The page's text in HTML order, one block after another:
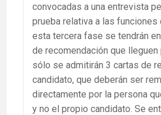
convocadas a una entrevista
prueba relativa a las funciones
esta tercera fase se tendrán
de recomendación que lleguen
sólo se admitirán 3 cartas de
candidato, que deberán ser
directamente por la persona
y no el propio candidato. Se